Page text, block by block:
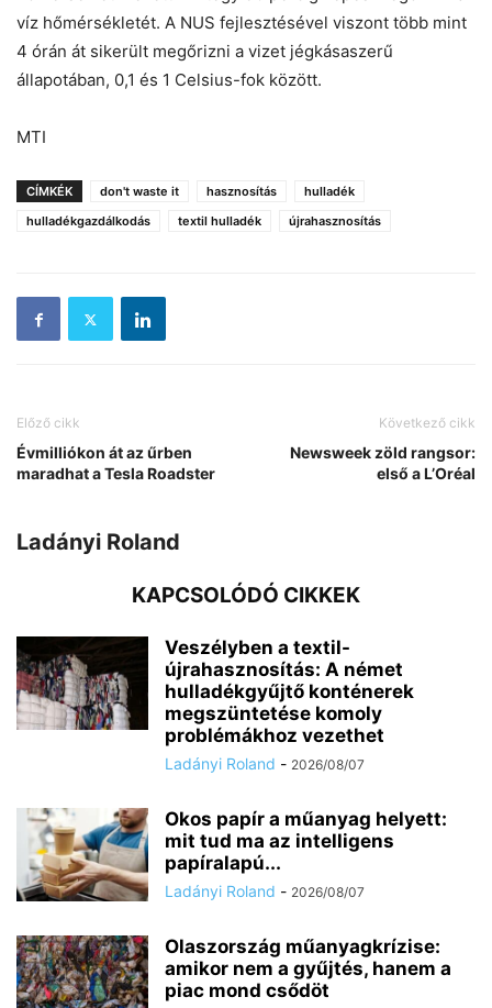
víz hőmérsékletét. A NUS fejlesztésével viszont több mint
4 órán át sikerült megőrizni a vizet jégkásaszerű
állapotában, 0,1 és 1 Celsius-fok között.
MTI
CÍMKÉK don't waste it hasznosítás
hulladék
hulladékgazdálkodás
textil hulladék újrahasznosítás
Előző cikk
Évmilliókon át az űrben
maradhat a Tesla Roadster
Következő cikk
Newsweek zöld rangsor:
első a L’Oréal
Ladányi Roland
KAPCSOLÓDÓ CIKKEK
Veszélyben a textil-
újrahasznosítás: A német
hulladékgyűjtő konténerek
megszüntetése komoly
problémákhoz vezethet
Ladányi Roland - 2026/08/07
Okos papír a műanyag helyett:
mit tud ma az intelligens
papíralapú...
Ladányi Roland - 2026/08/07
Olaszország műanyagkrízise:
amikor nem a gyűjtés, hanem a
piac mond csődöt